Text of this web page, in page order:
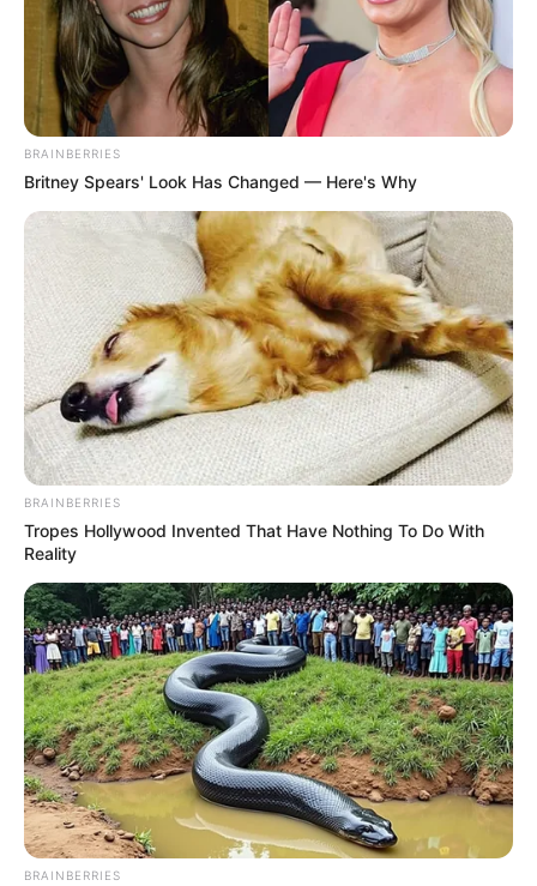
Remember Them? These '90s Couples Defined An
Era—See The Complete List
Like Barbie
BRAINBERRIES
BRAINBERRIES
Britney Spears' Look Has Changed — Here's Why
BRAINBERRIES
Tropes Hollywood Invented That Have Nothing To Do With
Reality
BRAINBERRIES